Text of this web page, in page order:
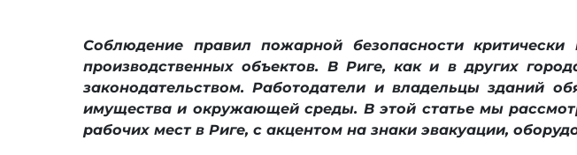
Соблюдение правил пожарной безопасности
производственных объектов. В Риге, как и в других
законодательством. Работодатели и владельцы зданий
имущества и окружающей среды. В этой статье мы
рабочих мест в Риге, с акцентом на знаки эвакуации,